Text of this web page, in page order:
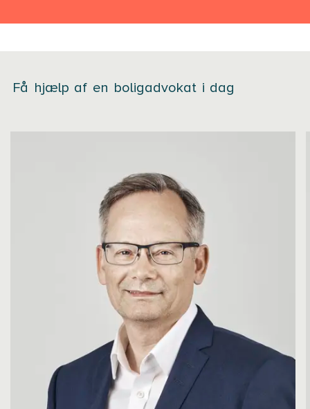
Få hjælp af en boligadvokat i dag